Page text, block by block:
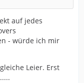
auf jedes
- würde ich mir
Leier. Erst